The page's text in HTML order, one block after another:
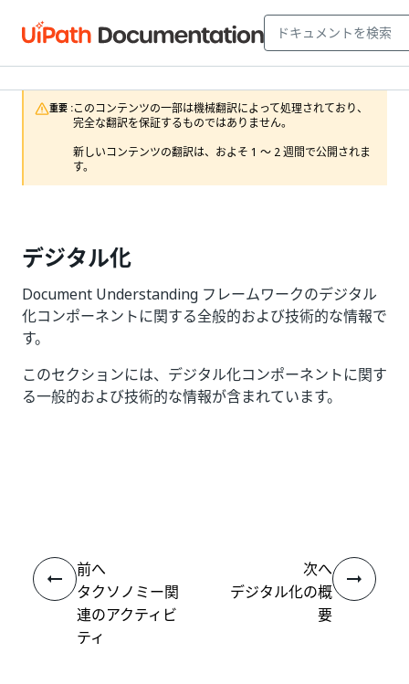
重要 :このコンテンツの一部は機械翻訳によって処理されており、
完全な翻訳を保証するものではありません。
新しいコンテンツの翻訳は、およそ 1 ～ 2 週間で公開されま
す。
デジタル化
Document Understanding フレームワークのデジタル
化コンポーネントに関する全般的および技術的な情報で
す。
このセクションには、デジタル化コンポーネントに関す
る一般的および技術的な情報が含まれています。
前へ
タクソノミー関
連のアクティビ
ティ
次へ
デジタル化の概
要